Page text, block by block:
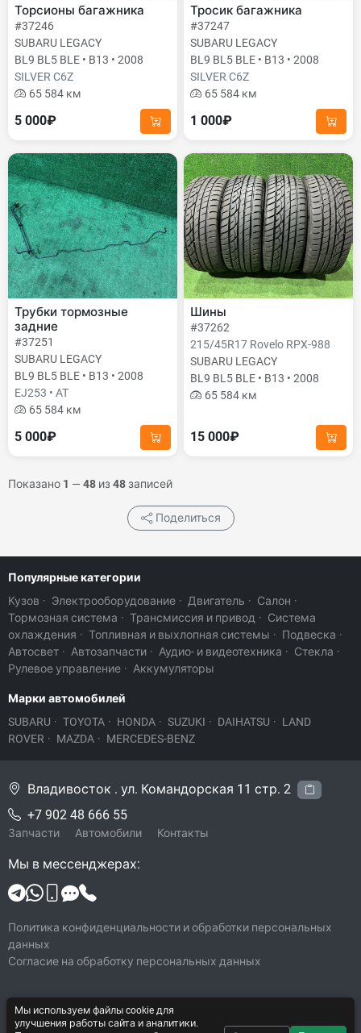
Торсионы багажника
#37246
SUBARU LEGACY
BL9 BL5 BLE • B13 • 2008
SILVER C6Z
65 584 км
5 000₽
Тросик багажника
#37247
SUBARU LEGACY
BL9 BL5 BLE • B13 • 2008
SILVER C6Z
65 584 км
1 000₽
Трубки тормозные
задние
#37251
SUBARU LEGACY
BL9 BL5 BLE • B13 • 2008
EJ253 • AT
65 584 км
5 000₽
Шины
#37262
215/45R17 Rovelo RPX-988
SUBARU LEGACY
BL9 BL5 BLE • B13 • 2008
65 584 км
15 000₽
Показано 1 — 48 из48записей
Поделиться
Популярные категории
Кузов · Электрооборудование · Двигатель · Салон ·
Тормозная система · Трансмиссия и привод · Система
охлаждения · Топливная и выхлопная системы · Подвеска ·
Автосвет · Автозапчасти · Аудио- и видеотехника · Стекла ·
Рулевое управление · Аккумуляторы
Марки автомобилей
SUBARU · TOYOTA · HONDA · SUZUKI · DAIHATSU · LAND
ROVER · MAZDA · MERCEDES-BENZ
© 2026 Legacy-VL
Владивосток . ул. Командорская 11 стр. 2
+7 902 48 666 55
Запчасти Автомобили Контакты
Мы в мессенджерах:
Политика конфиденциальности и обработки персональных
данных
Согласие на обработку персональных данных
Мы используем файлы cookie для
улучшения работы сайта и аналитики.